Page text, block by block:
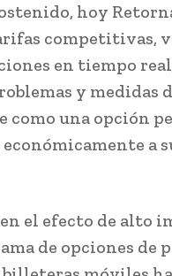
hoy
competitivas,
en tiempo
y medidas
una opción
a
el efecto de alto
de opciones de